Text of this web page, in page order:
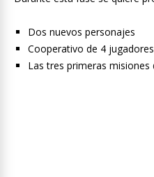
Dos nuevos personajes
Cooperativo de 4 jugadores
Las tres primeras